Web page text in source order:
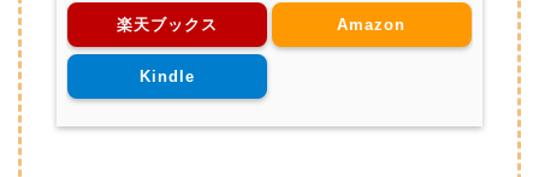
楽天ブックス Amazon
Kindle